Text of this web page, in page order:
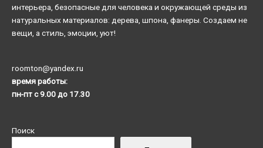
интерьера, безопасные для человека и окружающей среды из
натуральных материалов: дерева, шпона, фанеры. Создаем не
вещи, а стиль, эмоции, уют!
roomton@yandex.ru
время работы:
пн-пт с 9.00 до 17.30
Поиск